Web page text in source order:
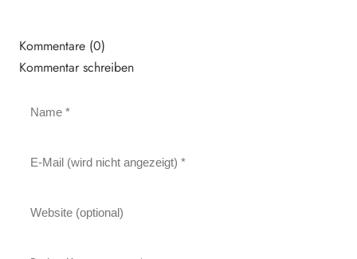
Kommentare (0)
Kommentar schreiben